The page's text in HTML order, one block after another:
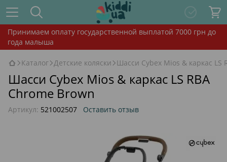
Принимаем оплату государственной выплатой 7000 грн до
года малыша
Каталог Детские коляски Шасси Cybex Mios & каркас LS
Шасси Cybex Mios & каркас LS RBA
Chrome Brown
Артикул: 521002507 Оставить отзыв